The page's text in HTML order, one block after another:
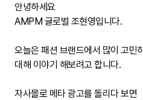
안녕하세요
AMPM 글로벌 조현영입니다.
오늘은 패션 브랜드에서 많이 고
대해 이야기 해보려고 합니다.
자사몰로 메타 광고를 돌리다 보면